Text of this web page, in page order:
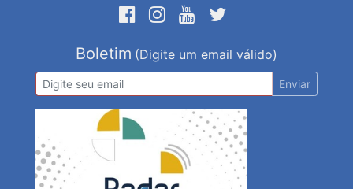
Boletim (Digite um email válido)
Enviar